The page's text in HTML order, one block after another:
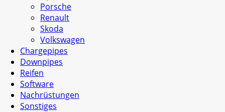
Porsche
Renault
Skoda
Volkswagen
Chargepipes
Downpipes
Reifen
Software
Nachrüstungen
Sonstiges